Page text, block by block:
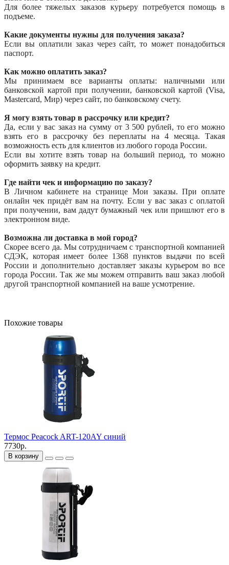
Для более тяжелых заказов курьеру потребуется помощь в
подъеме.
Какие документы нужны для получения заказа?
Если вы оплатили заказ через сайт, то может понадобиться
паспорт.
Как можно оплатить заказ?
Мы принимаем все варианты оплаты: наличными или
банковской картой при получении, банковской картой (Visa,
Mastercard, Мир) через сайт, по банковскому счету.
Я могу взять товар в рассрочку или кредит?
Да, если у вас заказ на сумму от 3 500 рублей, то его можно
взять его в рассрочку без переплаты на 4 месяца. Такая
возможность есть для клиентов из любого города России.
Если вы хотите взять товар на больший период, то можно
оформить заявку на кредит.
Где найти чек и информацию по заказу?
В Личном кабинете на странице Мои заказы. При оплате
онлайн чек придёт вам на почту. Если у вас заказ с оплатой
при получении, вам дадут бумажный чек или пришлют его в
электронном виде.
Возможна ли доставка в мой город?
Скорее всего да. Мы сотрудничаем с транспортной компанией
СДЭК, которая имеет более 1368 пунктов выдачи по всей
России и дополнительно доставляет заказы курьером во все
города России. Так же мы можем отправить ваш заказ любой
другой транспортной компанией на ваше усмотрение.
Похожие товары
Термос Peacock ART-120AY синий
7730р.
В корзину